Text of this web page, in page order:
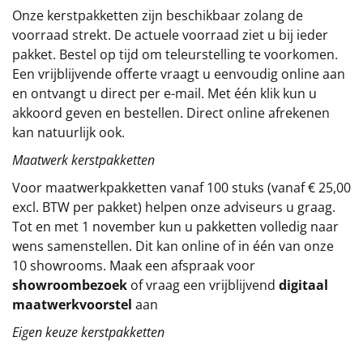
Particulier
Kerstgeschenken 2026
Relatiegeschenken
Cadeaubon
Per stuk
Alle overige
Onze kerstpakketten zijn beschikbaar zolang de
voorraad strekt. De actuele voorraad ziet u bij ieder
pakket. Bestel op tijd om teleurstelling te voorkomen.
Een vrijblijvende offerte vraagt u eenvoudig online aan
en ontvangt u direct per e-mail. Met één klik kun u
akkoord geven en bestellen. Direct online afrekenen
kan natuurlijk ook.
Maatwerk kerstpakketten
Voor maatwerkpakketten vanaf 100 stuks (vanaf € 25,00
excl. BTW per pakket) helpen onze adviseurs u graag.
Tot en met 1 november kun u pakketten volledig naar
wens samenstellen. Dit kan online of in één van onze
10 showrooms. Maak een afspraak voor
showroombezoek of vraag een vrijblijvend digitaal
maatwerkvoorstel aan
Eigen keuze kerstpakketten